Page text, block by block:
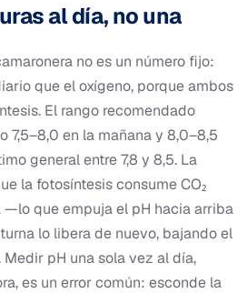
al día, no una
no es un número fijo:
que el oxígeno, porque ambos
El rango recomendado
7,5–8,0 en la mañana y 8,0–8,5
general entre 7,8 y 8,5. La
la fotosíntesis consume CO₂
que empuja el pH hacia arriba
lo libera de nuevo, bajando el
pH una sola vez al día,
es un error común: esconde la